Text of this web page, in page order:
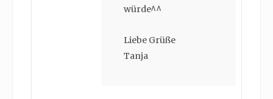
würde^^
Liebe Grüße
Tanja